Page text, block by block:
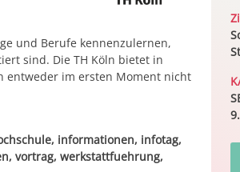
und Berufe kennenzulernen,
sind. Die TH Köln bietet in
entweder im ersten Moment nicht
informationen, infotag,
vortrag, werkstattfuehrung,